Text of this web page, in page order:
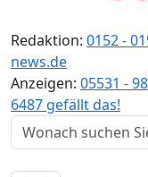
Redaktion: 0152 -
news.de
Anzeigen: 05531 -
6487 gefällt das!